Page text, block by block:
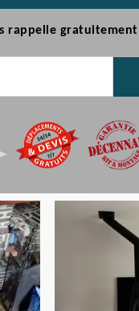
rappelle gratuitement